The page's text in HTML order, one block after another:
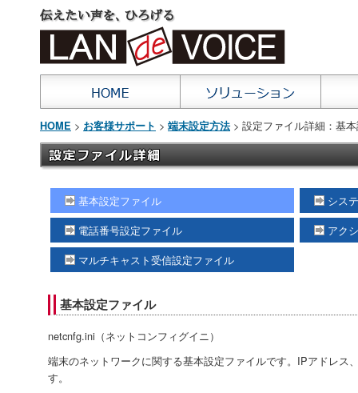
HOME > お客様サポート > 端末設定方法 > 設定ファイル詳細：基
基本設定ファイル
シス
電話番号設定ファイル
アク
マルチキャスト受信設定ファイル
基本設定ファイル
netcnfg.ini（ネットコンフィグイニ）
端末のネットワークに関する基本設定ファイルです。IPアドレス
す。